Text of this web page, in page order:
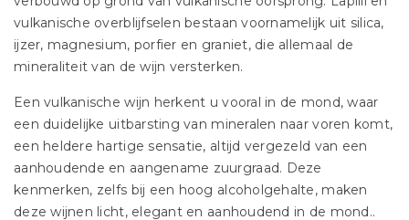
vulkanische overblijfselen bestaan ​​voornamelijk uit silica,
ijzer, magnesium, porfier en graniet, die allemaal de
mineraliteit van de wijn versterken.
Een vulkanische wijn herkent u vooral in de mond, waar
een duidelijke uitbarsting van mineralen naar voren komt,
een heldere hartige sensatie, altijd vergezeld van een
aanhoudende en aangename zuurgraad. Deze
kenmerken, zelfs bij een hoog alcoholgehalte, maken
deze wijnen licht, elegant en aanhoudend in de mond..